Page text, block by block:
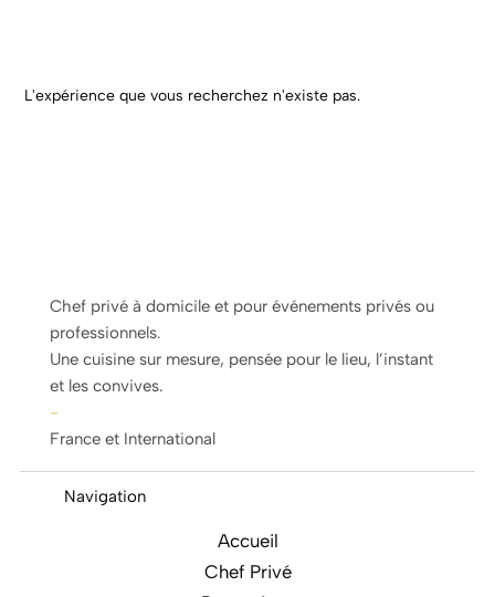
L'expérience que vous recherchez n'existe pas.
Chef privé à domicile et pour événements privés ou
professionnels.
Une cuisine sur mesure, pensée pour le lieu, l’instant
et les convives.
-
France et International
Navigation
Accueil
Chef Privé